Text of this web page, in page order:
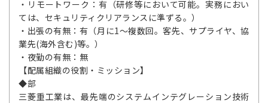
・リモートワーク：有（研修等において可能。実務におい
ては、セキュリティクリアランスに準ずる。）
・出張の有無：有（月に1～複数回。客先、サプライヤ、協
業先(海外含む)等。）
・夜勤の有無：無
【配属組織の役割・ミッション】
◆部
三菱重工業は、最先端のシステムインテグレーション技術